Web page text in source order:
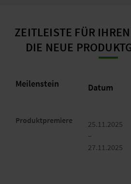
ZEITLEISTE FÜR
DIE NEUE
Meilenstein Datum
Produktpremiere
25.11.2025
–
27.11.2025